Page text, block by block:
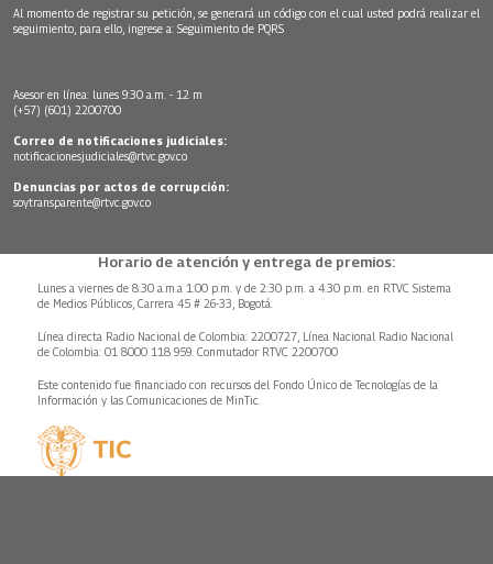
Al momento de registrar su petición, se generará un código con el cual usted podrá realizar el
seguimiento, para ello, ingrese a: Seguimiento de PQRS
Asesor en línea: lunes 9:30 a.m. - 12 m
(+57) (601) 2200700
Correo de notificaciones judiciales:
notificacionesjudiciales@rtvc.gov.co
Denuncias por actos de corrupción:
soytransparente@rtvc.gov.co
Horario de atención y entrega de premios:
Lunes a viernes de 8:30 a.m.a 1:00 p.m. y de 2:30 p.m. a 4:30 p.m. en RTVC Sistema
de Medios Públicos, Carrera 45 # 26-33, Bogotá.
Línea directa Radio Nacional de Colombia: 2200727, Línea Nacional Radio Nacional
de Colombia: 01 8000 118 959. Conmutador RTVC 2200700
Este contenido fue financiado con recursos del Fondo Único de Tecnologías de la
Información y las Comunicaciones de MinTic.